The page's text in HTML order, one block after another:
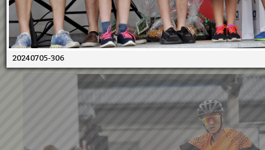
05.07.2024
305Treffer Seite1von8 1 2 3 4 5
6
20240705-306